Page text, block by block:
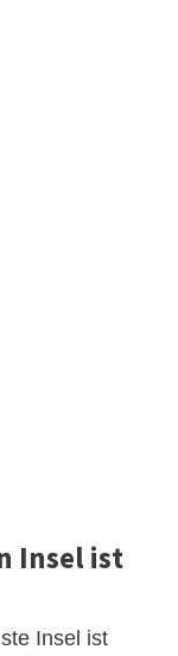
Insel ist
Insel ist